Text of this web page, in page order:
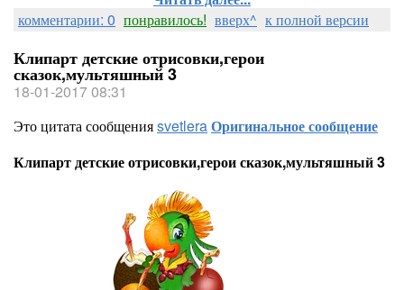
комментарии: 0 понравилось! вверх^ к полной версии
Клипарт детские отрисовки,герои
сказок,мультяшный 3
18-01-2017 08:31
Это цитата сообщенияsvetleraОригинальное сообщение
Клипарт детские отрисовки,герои сказок,мультяшный 3